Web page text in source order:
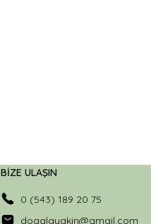
BİZE ULAŞIN
0 (543) 189 20 75
dogalayakin@gmail.com